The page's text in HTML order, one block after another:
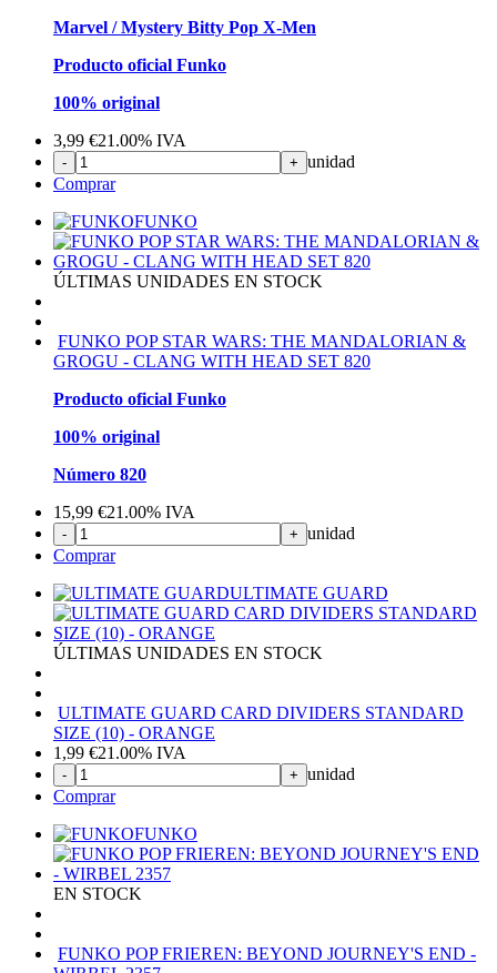
Marvel / Mystery Bitty Pop X-Men
Producto oficial Funko
100% original
3,99 €21.00% IVA
- + unidad
Comprar
FUNKO
ÚLTIMAS UNIDADES EN STOCK
FUNKO POP STAR WARS: THE MANDALORIAN &
GROGU - CLANG WITH HEAD SET 820
Producto oficial Funko
100% original
Número 820
15,99 €21.00% IVA
- + unidad
Comprar
ULTIMATE GUARD
ÚLTIMAS UNIDADES EN STOCK
ULTIMATE GUARD CARD DIVIDERS STANDARD
SIZE (10) - ORANGE
1,99 €21.00% IVA
- + unidad
Comprar
FUNKO
EN STOCK
FUNKO POP FRIEREN: BEYOND JOURNEY'S END -